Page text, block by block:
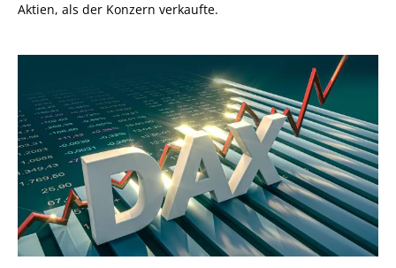
Aktien, als der Konzern verkaufte.